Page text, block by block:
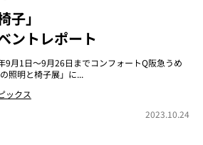
子」
ントレポート
9月1日～9月26日までコンフォートQ阪急うめ
照明と椅子展」に...
ックス
2023.10.24